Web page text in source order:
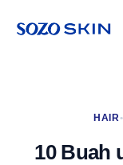
HAIR•
10 Buah